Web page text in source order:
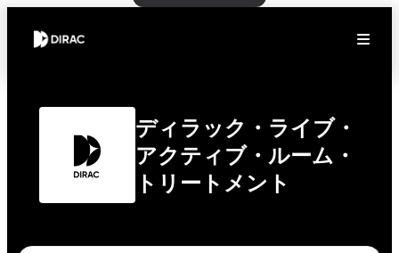
ディラック・ライブ・
アクティブ・ルーム・
トリートメント